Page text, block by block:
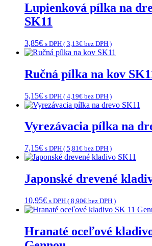
Lupienková pílka na
SK11
3,85€ s DPH ( 3,13€ bez DPH )
Ručná pílka na kov
5,15€ s DPH ( 4,19€ bez DPH )
Vyrezávacia pílka na
7,15€ s DPH ( 5,81€ bez DPH )
Japonské drevené
10,95€ s DPH ( 8,90€ bez DPH )
Hranaté oceľové